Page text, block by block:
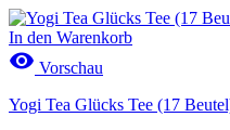
In den Warenkorb
 Vorschau
Yogi Tea Glücks Tee (17